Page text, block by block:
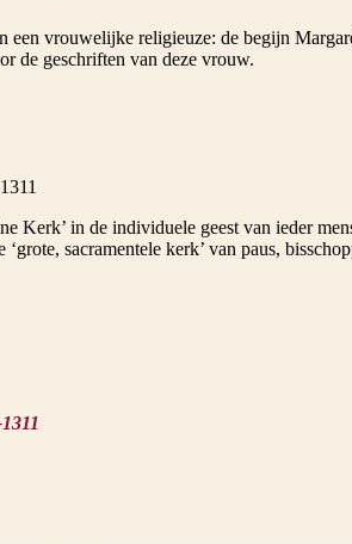
een vrouwelijke religieuze: de begijn
de geschriften van deze vrouw.
Kerk’ in de individuele geest van ieder
sacramentele kerk’ van paus,